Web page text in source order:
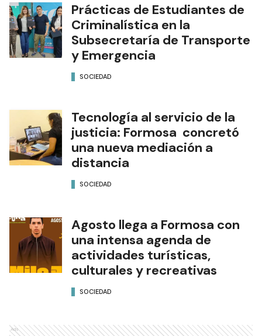
Prácticas de Estudiantes de
Criminalística en la
Subsecretaría de Transporte
y Emergencia
SOCIEDAD
Tecnología al servicio de la
justicia: Formosa concretó
una nueva mediación a
distancia
SOCIEDAD
Agosto llega a Formosa con
una intensa agenda de
actividades turísticas,
culturales y recreativas
SOCIEDAD
Ads